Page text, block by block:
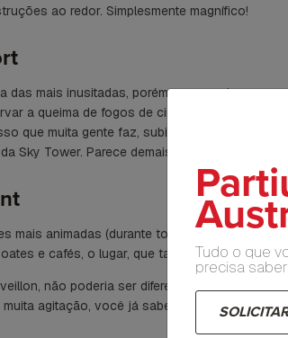
ao redor. Simplesmente magnífico!
das mais inusitadas, porém surpreendes para
a queima de fogos de cima de um vulcão?
que muita gente faz, subindo o Mount Eden
Sky Tower. Parece demais, não é mesmo?
mais animadas (durante todo o ano) em
e cafés, o lugar, que também fica no
não poderia ser diferente. Por isso,
agitação, você já sabe aonde ir!
Tudo o que
precisa